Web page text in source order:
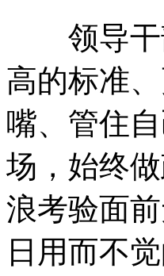
领导干部
高的标准
嘴、管住
场，始终
浪考验面
日用而不